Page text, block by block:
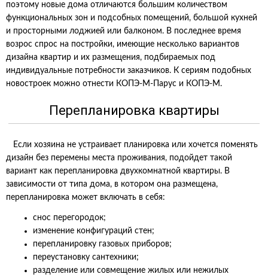
поэтому новые дома отличаются большим количеством
функциональных зон и подсобных помещений, большой кухней
и просторными лоджией или балконом. В последнее время
возрос спрос на постройки, имеющие несколько вариантов
дизайна квартир и их размещения, подбираемых под
индивидуальные потребности заказчиков. К сериям подобных
новостроек можно отнести КОПЭ-М-Парус и КОПЭ-М.
Перепланировка квартиры
Если хозяина не устраивает планировка или хочется поменять
дизайн без перемены места проживания, подойдет такой
вариант как перепланировка двухкомнатной квартиры. В
зависимости от типа дома, в котором она размещена,
перепланировка может включать в себя:
снос перегородок;
изменение конфигураций стен;
перепланировку газовых приборов;
переустановку сантехники;
разделение или совмещение жилых или нежилых